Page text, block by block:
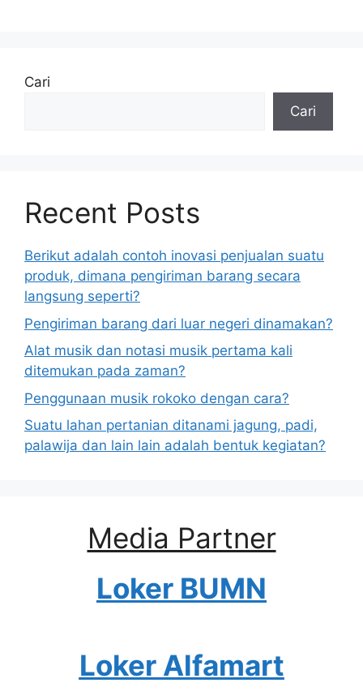
Cari
Cari
Recent Posts
Berikut adalah contoh inovasi penjualan suatu
produk, dimana pengiriman barang secara
langsung seperti?
Pengiriman barang dari luar negeri dinamakan?
Alat musik dan notasi musik pertama kali
ditemukan pada zaman?
Penggunaan musik rokoko dengan cara?
Suatu lahan pertanian ditanami jagung, padi,
palawija dan lain lain adalah bentuk kegiatan?
Media Partner
Loker BUMN
Loker Alfamart